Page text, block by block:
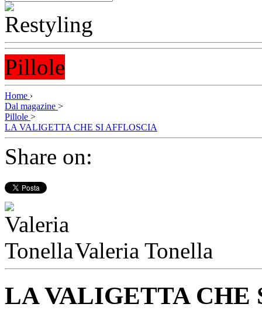
Pillole
Home ›
Dal magazine >
Pillole >
LA VALIGETTA CHE SI AFFLOSCIA
Share on:
Valeria Tonella
LA VALIGETTA CHE